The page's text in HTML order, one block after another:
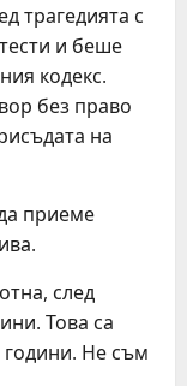
трагедията с
и беше
кодекс.
без право
на
приеме
след
Това са
години. Не съм